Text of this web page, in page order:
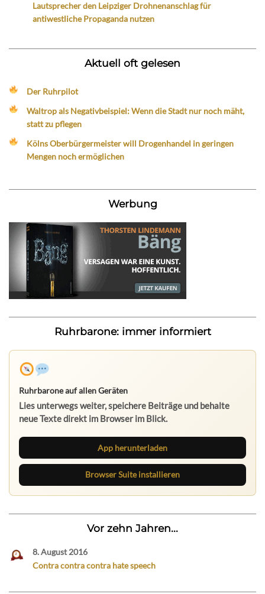
Lautsprecher den Leipziger Drohnenanschlag für
antiwestliche Propaganda nutzen
Aktuell oft gelesen
Der Ruhrpilot
Waltrop als Negativbeispiel: Wenn die Stadt nur noch mäht,
statt zu pflegen
Kölns Oberbürgermeister will Drogenhandel in geringen
Mengen noch ermöglichen
Werbung
Ruhrbarone: immer informiert
Ruhrbarone auf allen Geräten
Lies unterwegs weiter, speichere Beiträge und behalte
neue Texte direkt im Browser im Blick.
App herunterladen
Browser Suite installieren
Vor zehn Jahren...
8. August 2016
Contra contra contra hate speech